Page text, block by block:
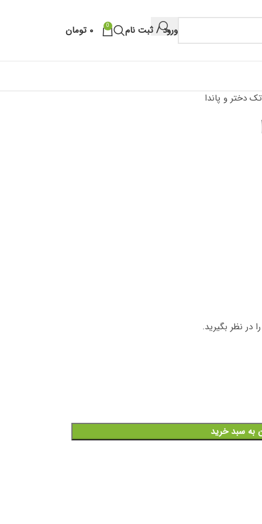
ورود / ثبت نام 0 ۰ تومان
تک دختر و پاندا
در نظر بگیرید.
به سبد خرید